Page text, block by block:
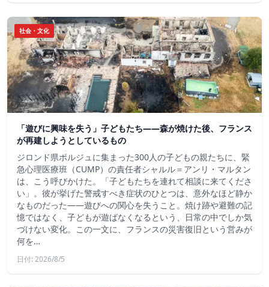
社会・文化
「遊びに興味を失う」子どもたち——森が焼けた後、フランス
が再建しようとしているもの
ジロンド県ポルジュに集まった300人の子どもの親たちに、緊
急心理医療班（CUMP）の責任者シャルル＝アンリ・マルタン
は、こう呼びかけた。「子どもたちを連れて相談に来てくださ
い」。彼が挙げた警戒すべき症状のひとつは、意外なほど静か
なものだった――遊びへの関心を失うこと。焼け跡や避難の記
憶ではなく、子どもが遊ばなくなるという、日常の中でしか気
づけない変化。この一文に、フランスの災害復旧という営みが
何を…
日付: 2026/8/5